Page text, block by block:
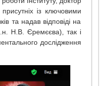
із ключовими
та надав відповіді на
Н.В. Єремєєва), так і
дослідження